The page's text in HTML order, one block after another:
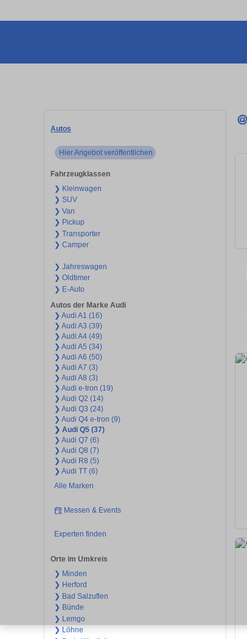
Autos
Hier Angebot veröffentlichen
Fahrzeugklassen
❯ Kleinwagen
❯ SUV
❯ Van
❯ Pickup
❯ Transporter
❯ Camper
❯ Jahreswagen
❯ Oldtimer
❯ E-Auto
Autos der Marke Audi
❯ Audi A1 (16)
❯ Audi A3 (39)
❯ Audi A4 (49)
❯ Audi A5 (34)
❯ Audi A6 (50)
❯ Audi A7 (3)
❯ Audi A8 (3)
❯ Audi e-tron (19)
❯ Audi Q2 (14)
❯ Audi Q3 (24)
❯ Audi Q4 e-tron (9)
❯ Audi Q5 (37)
❯ Audi Q7 (6)
❯ Audi Q8 (7)
❯ Audi R8 (5)
❯ Audi TT (6)
Alle Marken
Messen & Events
Experten finden
Orte im Umkreis
❯ Minden
❯ Herford
❯ Bad Salzuflen
❯ Bünde
❯ Lemgo
❯ Löhne